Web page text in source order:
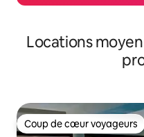
Locations
Coup de cœur voyageurs
Coup de cœur voyageurs